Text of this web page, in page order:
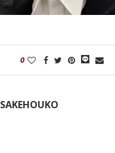
0
SAKEHOUKO